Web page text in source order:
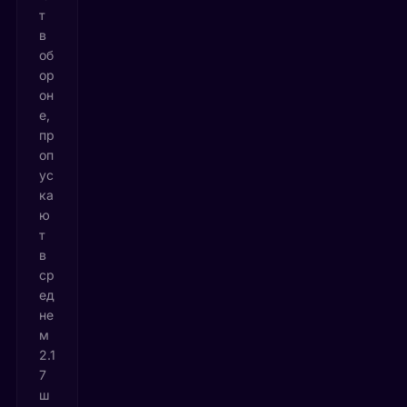
т
в
об
ор
он
е,
пр
оп
ус
ка
ю
т
в
ср
ед
не
м
2.1
7
ш